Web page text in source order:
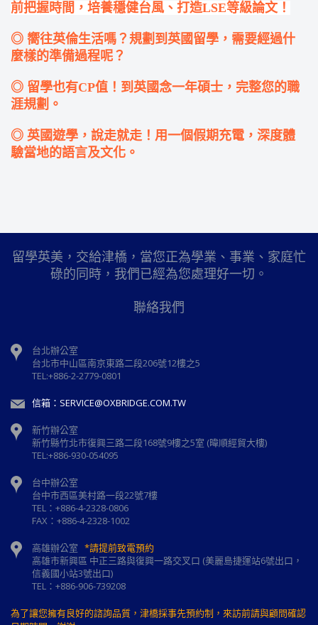
前把握時間，培養穩健台風、打造LSE等級論文！
◎ 嚮往英倫生活嗎？規劃到英國留學，需要經過什
麼樣的準備過程呢？
◎ 留學也有CP值！到英國念一年碩士，完整您的職
涯規劃。
◎ 英國遊學，說走就走！用一個假期充電，深度體
驗當地的語言及文化。
留學英美，交給津橋，當您正為學業、事業、家庭忙
碌的同時，我們已經為您處理好一切。
聯絡我們
台北辦公室
台北市中山區南京東路二段206號12樓之5
TEL:+886-2-2779-0801
信箱：SERVICE@OXBRIDGE.COM.TW
新竹辦公室
新⽵縣⽵北市復興三路⼆段168號9樓之5室 (暐順經貿大樓)
TEL:+886-930-054095
台中辦公室
台中市西區美村路一段22號7樓
TEL：+886-4-2328-0806
FAX：+886-4-2328-1002
高雄辦公室 *請提前致電預約
高雄市新興區 中正三路與復興一路交叉口 (美麗島捷運站6號出口，
信義國小站3號出口)
TEL：+886-906-739208
為了讓您擁有良好的諮詢品質，津橋採事先預約制，來訪前請與顧問確認